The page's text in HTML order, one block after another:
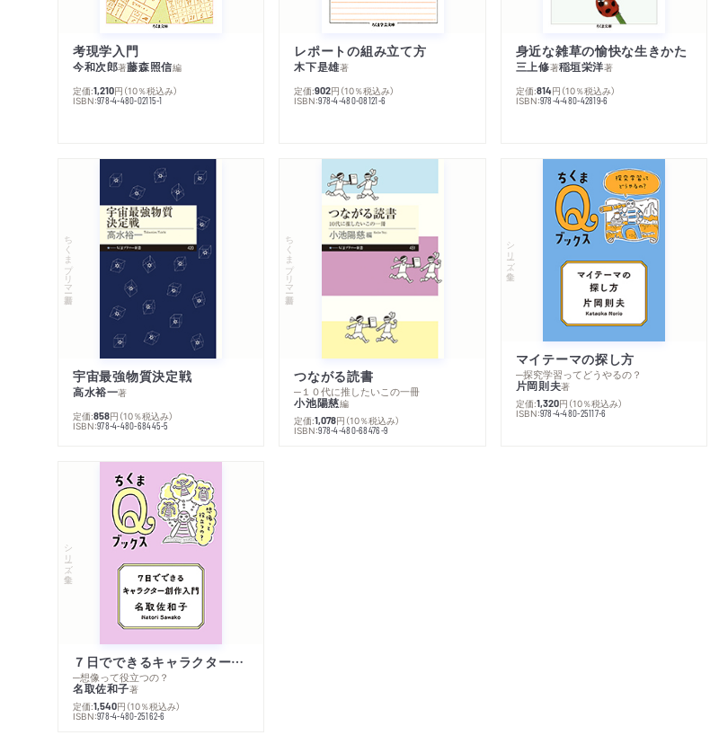
考現学入門
今和次郎著藤森照信編
定価:1,210円 （10％税込み）
ISBN:978-4-480-02115-1
レポートの組み立て方
木下是雄著
定価:902円 （10％税込み）
ISBN:978-4-480-08121-6
身近な雑草の愉快な生きかた
三上修著稲垣栄洋著
定価:814円 （10％税込み）
ISBN:978-4-480-42819-6
ちくまプリマー新書
宇宙最強物質決定戦
高水裕一著
定価:858円 （10％税込み）
ISBN:978-4-480-68445-5
ちくまプリマー新書
つながる読書
─１０代に推したいこの一冊
小池陽慈編
定価:1,078円 （10％税込み）
ISBN:978-4-480-68476-9
シリーズ・全集
マイテーマの探し方
─探究学習ってどうやるの？
片岡則夫著
定価:1,320円 （10％税込み）
ISBN:978-4-480-25117-6
シリーズ・全集
７日でできるキャラクター創作入門
─想像って役立つの？
名取佐和子著
定価:1,540円 （10％税込み）
ISBN:978-4-480-25162-6